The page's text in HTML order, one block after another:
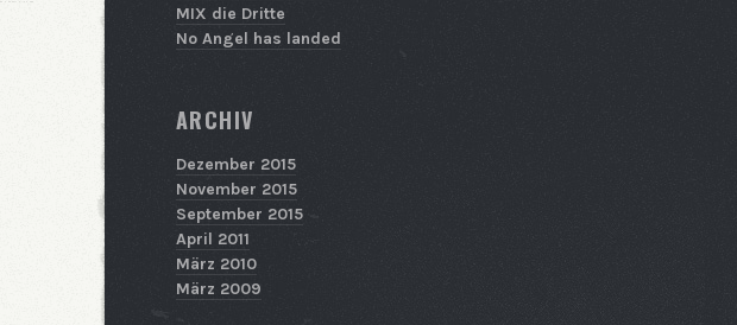
MIX die Dritte
No Angel has landed
ARCHIV
Dezember 2015
November 2015
September 2015
April 2011
März 2010
März 2009